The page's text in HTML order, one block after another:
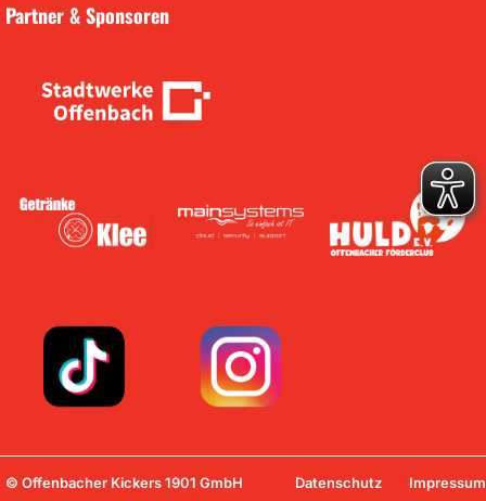
Partner & Sponsoren
© Offenbacher Kickers 1901 GmbH Datenschutz Impressum